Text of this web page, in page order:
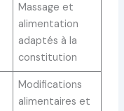
Massage et
alimentation
adaptés à la
constitution
Modifications
alimentaires et